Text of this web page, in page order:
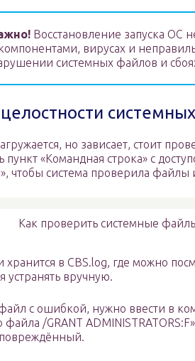
Восстановление запуска ОС
вирусах и
системных файлов и
но зависает, стоит
пункт «Командная строка» с
чтобы система проверила
Как проверить системные
хранится в CBS.log, где можно
устранять вручную.
с ошибкой, нужно ввести в
/GRANT